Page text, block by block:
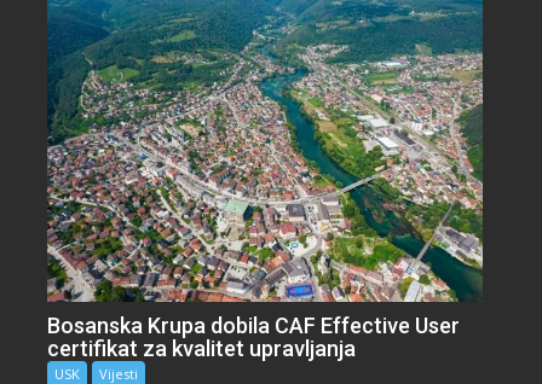
Bosanska Krupa dobila CAF Effective User
certifikat za kvalitet upravljanja
USK Vijesti